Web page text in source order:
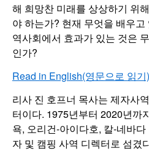
해 희망찬 미래를 상상하기 위
야 하는가? 현재 무엇을 배우
역사회에서 효과가 있는 것은
인가?
Read in English(영문으로 읽기)
리사 진 호프너 목사는 제자사
터이다. 1975년부터 2020년까
욕, 오리건-아이다호, 칼-네바
자 및 캠핑 사역 디렉터로 섬겼